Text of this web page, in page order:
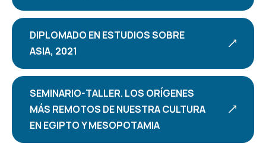
DIPLOMADO EN ESTUDIOS SOBRE
ASIA, 2021
SEMINARIO-TALLER. LOS ORÍGENES
MÁS REMOTOS DE NUESTRA CULTURA
EN EGIPTO Y MESOPOTAMIA